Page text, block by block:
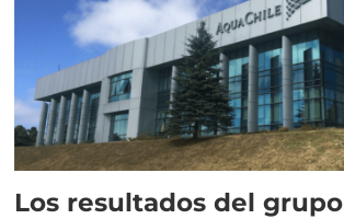
Los resultados del grupo